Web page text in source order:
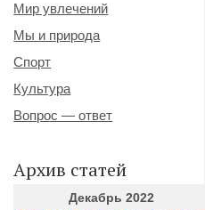
Мир увлечений
Мы и природа
Спорт
Культура
Вопрос — ответ
Архив статей
Декабрь 2022